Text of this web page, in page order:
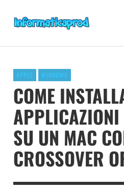
APPLE WINDOWS
COME
APPLICAZIONI
SU UN MAC
CROSSOVER